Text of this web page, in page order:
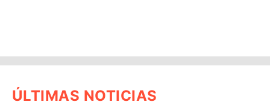
ÚLTIMAS NOTICIAS